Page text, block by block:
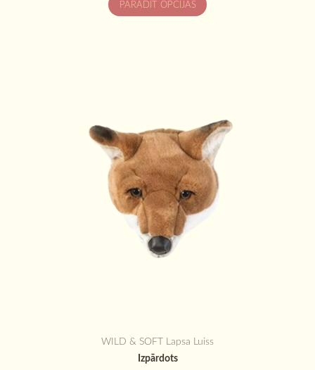
PARĀDĪT OPCIJAS
WILD & SOFT Lapsa Luiss
Izpārdots